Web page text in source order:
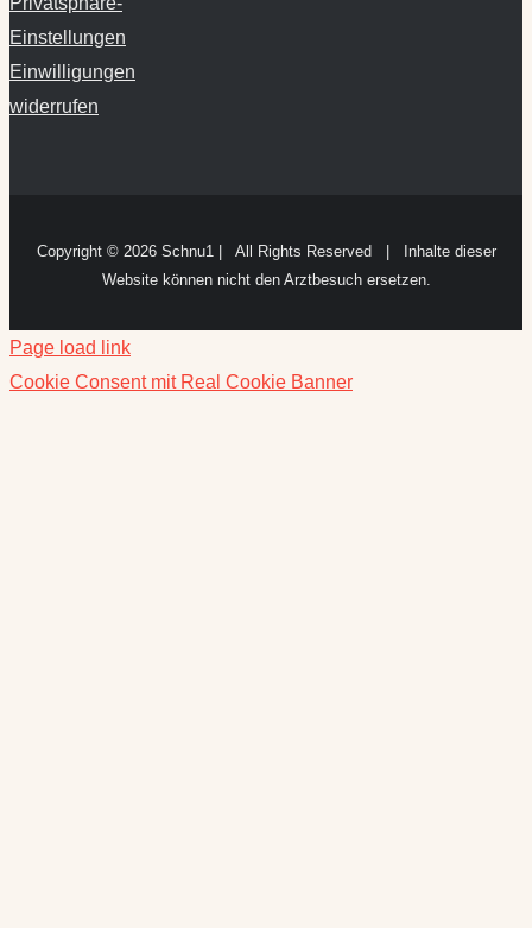
Einstellungen
Einwilligungen
widerrufen
Copyright © 2026 Schnu1 | All Rights Reserved | Inhalte dieser
Website können nicht den Arztbesuch ersetzen.
Page load link
Cookie Consent mit Real Cookie Banner